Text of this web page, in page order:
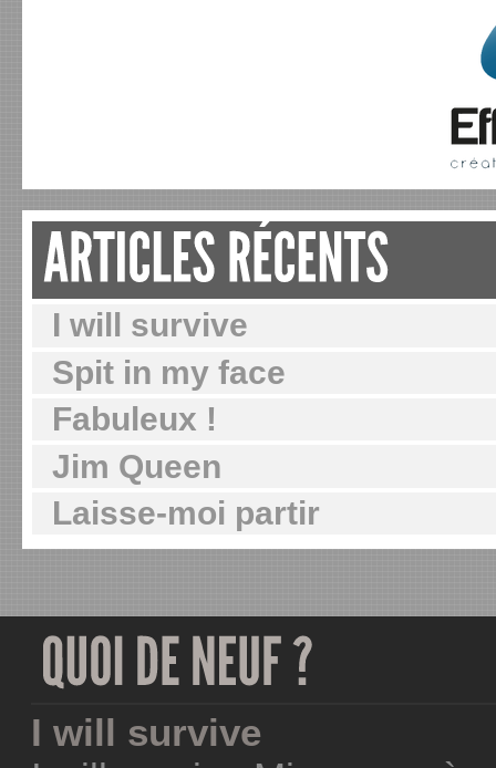
I will survive
Spit in my face
Fabuleux !
Jim Queen
Laisse-moi partir
I will survive